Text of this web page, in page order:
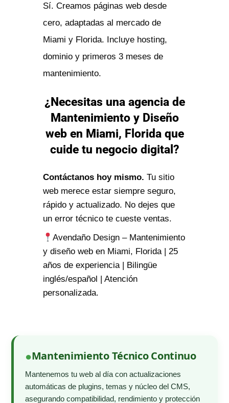
Sí. Creamos páginas web desde
cero, adaptadas al mercado de
Miami y Florida. Incluye hosting,
dominio y primeros 3 meses de
mantenimiento.
¿Necesitas una agencia de
Mantenimiento y Diseño
web en Miami, Florida que
cuide tu negocio digital?
Contáctanos hoy mismo. Tu sitio
web merece estar siempre seguro,
rápido y actualizado. No dejes que
un error técnico te cueste ventas.
Avendaño Design – Mantenimiento
y diseño web en Miami, Florida | 25
años de experiencia | Bilingüe
inglés/español | Atención
personalizada.
Mantenimiento Técnico Continuo
Mantenemos tu web al día con actualizaciones
automáticas de plugins, temas y núcleo del CMS,
asegurando compatibilidad, rendimiento y protección